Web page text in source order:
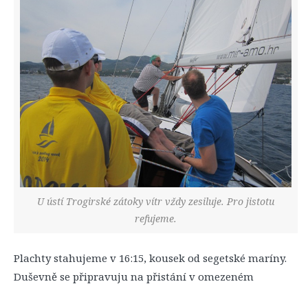
U ústí Trogirské zátoky vítr vždy zesiluje. Pro jistotu
refujeme.
Plachty stahujeme v 16:15, kousek od segetské maríny.
Duševně se připravuju na přistání v omezeném